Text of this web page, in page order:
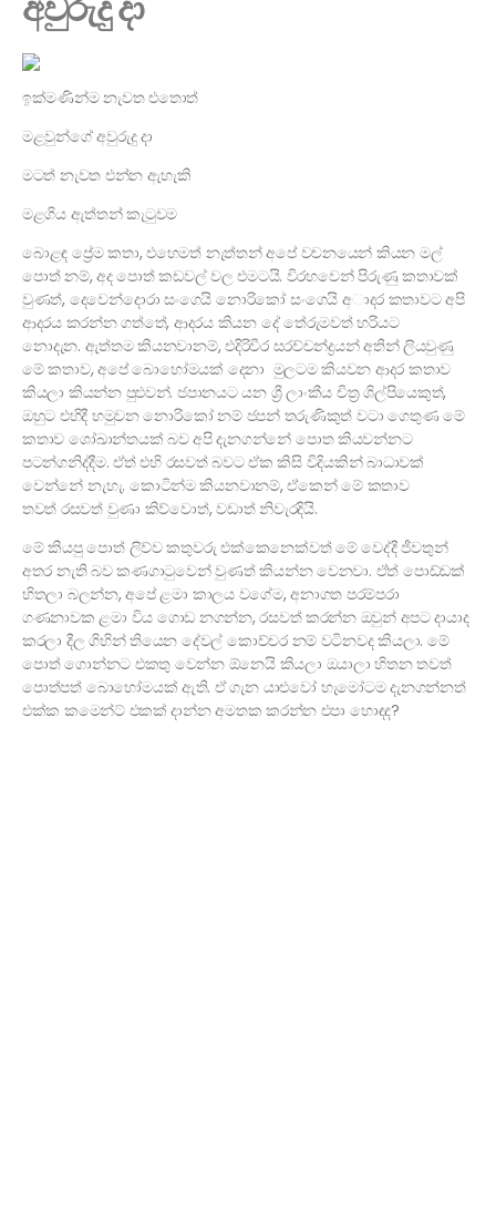
ඉක්මණින්ම නැවත එතොත්
මළවුන්ගේ අවුරුදු දා
මටත් නැවත එන්න ඇහැකි
මළගිය ඇත්තන් කැටුවම
බොළඳ ප්‍රේම කතා, එහෙමත් නැත්තන් අපේ වචනයෙන් කියන මල්
පොත් නම්, අද පොත් කඩවල් වල එමටයි. විරහවෙන් පිරුණු කතාවක්
වුණත්, දෙවෙන්දොරා සංගෙයි නොරිකෝ සංගෙයි අාදර කතාවට අපි
ආදරය කරන්න ගත්තේ, ආදරය කියන දේ තේරුමවත් හරියට
නොදැන. ඇත්තම කියනවානම්, එදිරිවීර සරච්චන්ද්‍රයන් අතින් ලියවුණු
මේ කතාව, අපේ බොහෝමයක් දෙනා මුලටම කියවන ආදර කතාව
කියලා කියන්න පුළුවන්. ජපානයට යන ශ්‍රී ලාංකීය චිත්‍ර ශිල්පියෙකුත්,
ඔහුට එහිදී හමුවන නොරිකෝ නම් ජපන් තරුණිකුත් වටා ගෙතුණ මේ
කතාව ශෝඛාන්තයක් බව අපි දැනගන්නේ පොත කියවන්නට
පටන්ගනිද්දීම. ඒත් එහි රසවත් බවට ඒක කිසි විදියකින් බාධාවක්
වෙන්නේ නැහැ. කොටින්ම කියනවානම්, ඒකෙන් මේ කතාව
තවත් රසවත් වුණා කිව්වොත්, වඩාත් නිවැරදියි.
මේ කියපු පොත් ලිව්ව කතුවරු එක්කෙනෙක්වත් මේ වෙද්දී ජීවතුන්
අතර නැති බව කණගාටුවෙන් වුණත් කියන්න වෙනවා. ඒත් පොඩ්ඩක්
හිතලා බලන්න, අපේ ළමා කාලය වගේම, අනාගත පරම්පරා
ගණනාවක ළමා විය ගොඩ නගන්න, රසවත් කරන්න ඔවුන් අපට දායාද
කරලා දීල ගිහින් තියෙන දේවල් කොච්චර නම් වටිනවද කියලා. මේ
පොත් ගොන්නට එකතු වෙන්න ඕනෙයි කියලා ඔයාලා හිතන තවත්
පොත්පත් බොහෝමයක් ඇති. ඒ ගැන යාළුවෝ හැමෝටම දැනගන්නත්
එක්ක කමෙන්ට් එකක් දාන්න අමතක කරන්න එපා හොඳද?